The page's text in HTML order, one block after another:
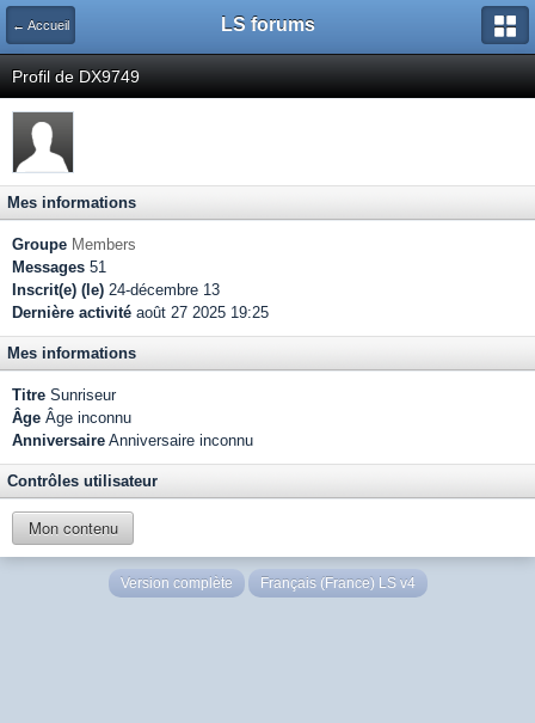
← Accueil LS forums
Profil de DX9749
Mes informations
Groupe Members
Messages 51
Inscrit(e) (le) 24-décembre 13
Dernière activité août 27 2025 19:25
Mes informations
Titre Sunriseur
Âge Âge inconnu
Anniversaire Anniversaire inconnu
Contrôles utilisateur
Mon contenu
Version complète Français (France) LS v4